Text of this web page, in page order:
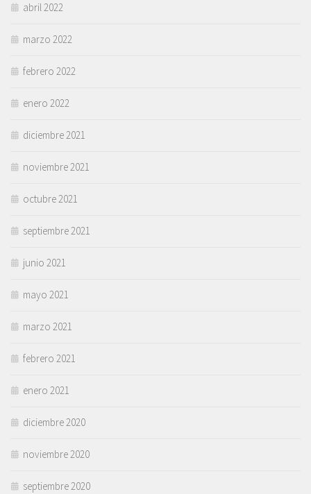
abril 2022
marzo 2022
febrero 2022
enero 2022
diciembre 2021
noviembre 2021
octubre 2021
septiembre 2021
junio 2021
mayo 2021
marzo 2021
febrero 2021
enero 2021
diciembre 2020
noviembre 2020
septiembre 2020